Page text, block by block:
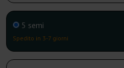
5 semi
Spedito in 3-7 giorni